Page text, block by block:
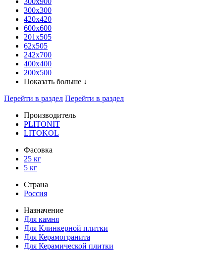
300x300
420х420
600х600
201х505
62х505
242х700
400х400
200х500
Показать больше ↓
Перейти в раздел Перейти в раздел
Производитель
PLITONIT
LITOKOL
Фасовка
25 кг
5 кг
Страна
Россия
Назначение
Для камня
Для Клинкерной плитки
Для Керамогранита
Для Керамической плитки